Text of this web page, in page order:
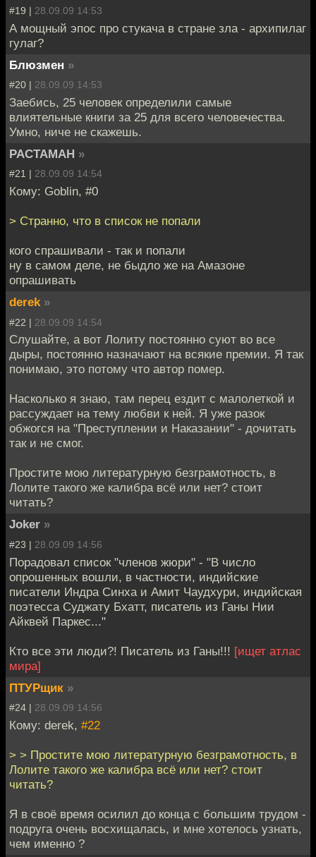
#19 | 28.09.09 14:53
А мощный эпос про стукача в стране зла - архипилаг
гулаг?
Блюзмен »
#20 | 28.09.09 14:53
Заебись, 25 человек определили самые
влиятельные книги за 25 для всего человечества.
Умно, ниче не скажешь.
PACTAMAH »
#21 | 28.09.09 14:54
Кому: Goblin, #0
> Странно, что в список не попали
кого спрашивали - так и попали
ну в самом деле, не быдло же на Амазоне
опрашивать
derek »
#22 | 28.09.09 14:54
Слушайте, а вот Лолиту постоянно суют во все
дыры, постоянно назначают на всякие премии. Я так
понимаю, это потому что автор помер.
Насколько я знаю, там перец ездит с малолеткой и
рассуждает на тему любви к ней. Я уже разок
обжогся на "Преступлении и Наказании" - дочитать
так и не смог.
Простите мою литературную безграмотность, в
Лолите такого же калибра всё или нет? стоит
читать?
Joker »
#23 | 28.09.09 14:56
Порадовал список "членов жюри" - "В число
опрошенных вошли, в частности, индийские
писатели Индра Синха и Амит Чаудхури, индийская
поэтесса Суджату Бхатт, писатель из Ганы Нии
Айквей Паркес..."
Кто все эти люди?! Писатель из Ганы!!! [ищет атлас
мира]
ПТУРщик »
#24 | 28.09.09 14:56
Кому: derek, #22
> > Простите мою литературную безграмотность, в
Лолите такого же калибра всё или нет? стоит
читать?
Я в своё время осилил до конца с большим трудом -
подруга очень восхищалась, и мне хотелось узнать,
чем именно ?